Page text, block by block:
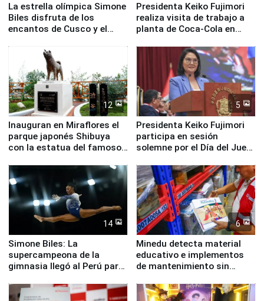
La estrella olímpica Simone
Biles disfruta de los
encantos de Cusco y el
Presidenta Keiko Fujimori
realiza visita de trabajo a
planta de Coca-Cola en
12
Inauguran en Miraflores el
parque japonés Shibuya
con la estatua del famoso
5
Presidenta Keiko Fujimori
participa en sesión
solemne por el Día del Juez
14
Simone Biles: La
supercampeona de la
gimnasia llegó al Perú para
Panamericanos Lima 2027
6
Minedu detecta material
educativo e implementos
de mantenimiento sin
la UGEL 2